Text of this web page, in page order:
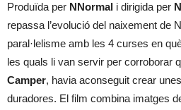
Produïda per NNormal i dirigida per
repassa l’evolució del naixement de
paral·lelisme amb les 4 curses en
les quals li van servir per corroborar
Camper, havia aconseguit crear
duradores. El film combina imatges